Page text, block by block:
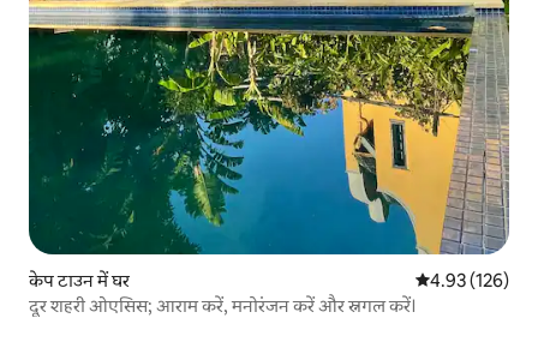
केप टाउन में घर औसत रेटिंग 5 में से
4.93 (126)
दूर शहरी ओएसिस; आराम करें, मनोरंजन करें और स्नगल करें।